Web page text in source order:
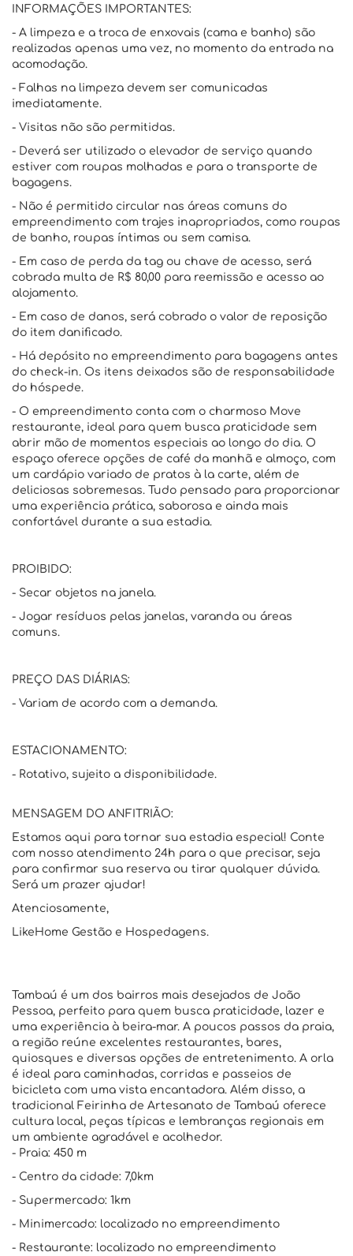
INFORMAÇÕES IMPORTANTES:
- A limpeza e a troca de enxovais (cama e banho) são
realizadas apenas uma vez, no momento da entrada na
acomodação.
- Falhas na limpeza devem ser comunicadas
imediatamente.
- Visitas não são permitidas.
- Deverá ser utilizado o elevador de serviço quando
estiver com roupas molhadas e para o transporte de
bagagens.
- Não é permitido circular nas áreas comuns do
empreendimento com trajes inapropriados, como roupas
de banho, roupas íntimas ou sem camisa.
- Em caso de perda da tag ou chave de acesso, será
cobrada multa de R$ 80,00 para reemissão e acesso ao
alojamento.
- Em caso de danos, será cobrado o valor de reposição
do item danificado.
- Há depósito no empreendimento para bagagens antes
do check-in. Os itens deixados são de responsabilidade
do hóspede.
- O empreendimento conta com o charmoso Move
restaurante, ideal para quem busca praticidade sem
abrir mão de momentos especiais ao longo do dia. O
espaço oferece opções de café da manhã e almoço, com
um cardápio variado de pratos à la carte, além de
deliciosas sobremesas. Tudo pensado para proporcionar
uma experiência prática, saborosa e ainda mais
confortável durante a sua estadia.
PROIBIDO:
- Secar objetos na janela.
- Jogar resíduos pelas janelas, varanda ou áreas
comuns.
PREÇO DAS DIÁRIAS:
- Variam de acordo com a demanda.
ESTACIONAMENTO:
- Rotativo, sujeito a disponibilidade.
MENSAGEM DO ANFITRIÃO:
Estamos aqui para tornar sua estadia especial! Conte
com nosso atendimento 24h para o que precisar, seja
para confirmar sua reserva ou tirar qualquer dúvida.
Será um prazer ajudar!
Atenciosamente,
LikeHome Gestão e Hospedagens.
Tambaú é um dos bairros mais desejados de João
Pessoa, perfeito para quem busca praticidade, lazer e
uma experiência à beira-mar. A poucos passos da praia,
a região reúne excelentes restaurantes, bares,
quiosques e diversas opções de entretenimento. A orla
é ideal para caminhadas, corridas e passeios de
bicicleta com uma vista encantadora. Além disso, a
tradicional Feirinha de Artesanato de Tambaú oferece
cultura local, peças típicas e lembranças regionais em
um ambiente agradável e acolhedor.
- Praia: 450 m
- Centro da cidade: 7,0km
- Supermercado: 1km
- Minimercado: localizado no empreendimento
- Restaurante: localizado no empreendimento